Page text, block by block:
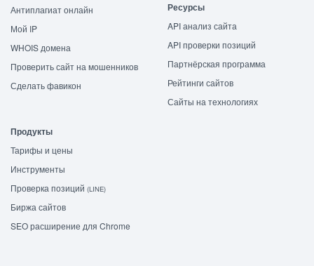
Антиплагиат онлайн
Мой IP
WHOIS домена
Проверить сайт на мошенников
Сделать фавикон
Ресурсы
API анализ сайта
API проверки позиций
Партнёрская программа
Рейтинги сайтов
Сайты на технологиях
Продукты
Тарифы и цены
Инструменты
Проверка позиций (LINE)
Биржа сайтов
SEO расширение для Chrome